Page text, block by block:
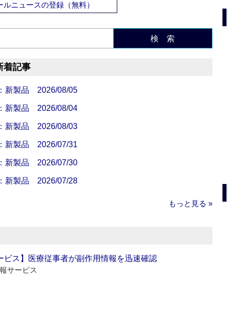
ルニュースの登録（無料）
検 索
着記事
新製品 2026/08/05
新製品 2026/08/04
新製品 2026/08/03
新製品 2026/07/31
新製品 2026/07/30
新製品 2026/07/28
もっと見る »
ビス】医療従事者が副作用情報を迅速確認
サービス